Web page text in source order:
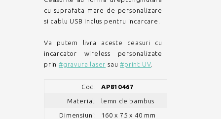
cu suprafata mare de personalizare
si cablu USB inclus pentru incarcare.
Va putem livra aceste ceasuri cu
incarcator wireless personalizate
prin #gravura laser sau#print UV
Cod: AP810467
Material: lemn de bambus
Dimensiuni: 160 x 75 x 40 mm